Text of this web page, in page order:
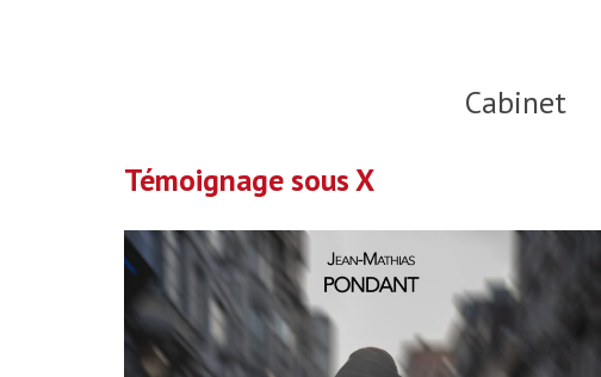
Cabinet
Témoignage sous X